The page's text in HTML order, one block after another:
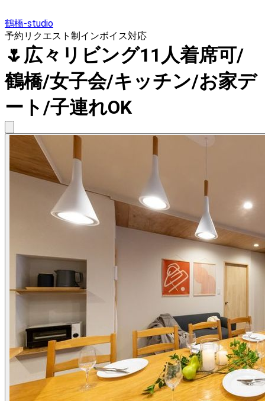
鶴橋-studio
予約リクエスト制インボイス対応
🌷広々リビング11人着席可/
鶴橋/女子会/キッチン/お家デ
ート/子連れOK